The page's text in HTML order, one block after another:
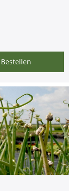
Bestellen